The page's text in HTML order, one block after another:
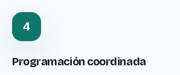
4
Programación coordinada